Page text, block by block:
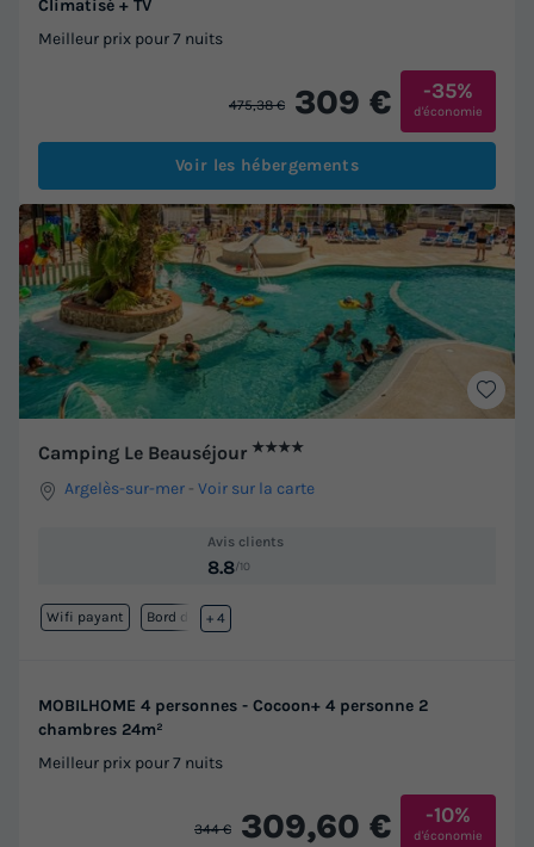
Climatisé + TV
Meilleur prix pour 7 nuits
475,38 € 309 € -35%
d'économie
Voir les hébergements
Camping Le Beauséjour ★★★★
Argelès-sur-mer -Voir sur la carte
Avis clients
8.8/10
Wifi payant Bord de mer
+ 4
MOBILHOME 4 personnes - Cocoon+ 4 personne 2
chambres 24m²
Meilleur prix pour 7 nuits
344 € 309,60 € -10%
d'économie